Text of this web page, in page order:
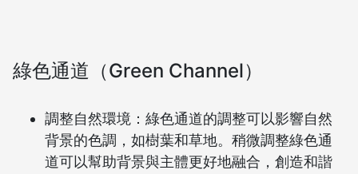
綠色通道（Green Channel）
調整自然環境：綠色通道的調整可以影響自然
背景的色調，如樹葉和草地。稍微調整綠色通
道可以幫助背景與主體更好地融合，創造和諧